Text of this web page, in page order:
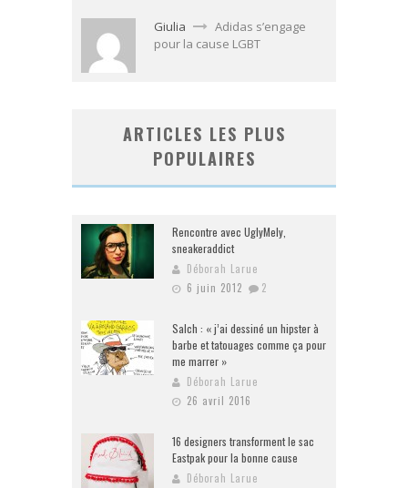
Giulia
Adidas s’engage
pour la cause LGBT
ARTICLES LES PLUS
POPULAIRES
Rencontre avec UglyMely,
sneakeraddict
Déborah Larue
6 juin 2012
2
Salch : « j’ai dessiné un hipster à
barbe et tatouages comme ça pour
me marrer »
Déborah Larue
26 avril 2016
16 designers transforment le sac
Eastpak pour la bonne cause
Déborah Larue